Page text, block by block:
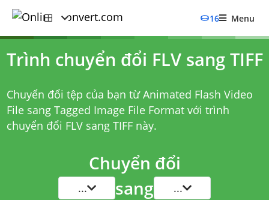
16 Menu
Trình chuyển đổi FLV sang TIFF
Chuyển đổi tệp của bạn từ Animated Flash Video
File sang Tagged Image File Format với trình
chuyển đổi FLV sang TIFFnày.
Chuyển đổi
... sang ...